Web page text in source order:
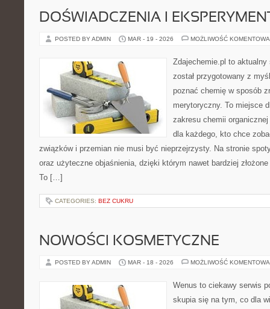
DOŚWIADCZENIA I
POSTED BY ADMIN MAR - 19 - 2026 MOŻLIWOŚĆ
Zdajechemie.pl to
został przygotowany z
poznać chemię w sposób
merytoryczny. To miejsce
zakresu chemii
dla każdego, kto chce
związków i przemian nie musi być nieprzejrzysty. Na stronie
oraz użyteczne objaśnienia, dzięki którym nawet bardziej
To […]
CATEGORIES: BEZ CUKRU
NOWOŚCI KOSMETYCZNE
POSTED BY ADMIN MAR - 18 - 2026 MOŻLIWOŚĆ
Wenus to ciekawy serwis
skupia się na tym, co dla